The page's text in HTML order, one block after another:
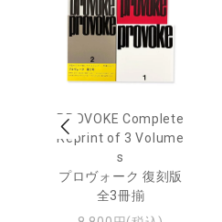
PROVOKE Complete
Reprint of 3 Volume
s
プロヴォーク 復刻版
全3冊揃